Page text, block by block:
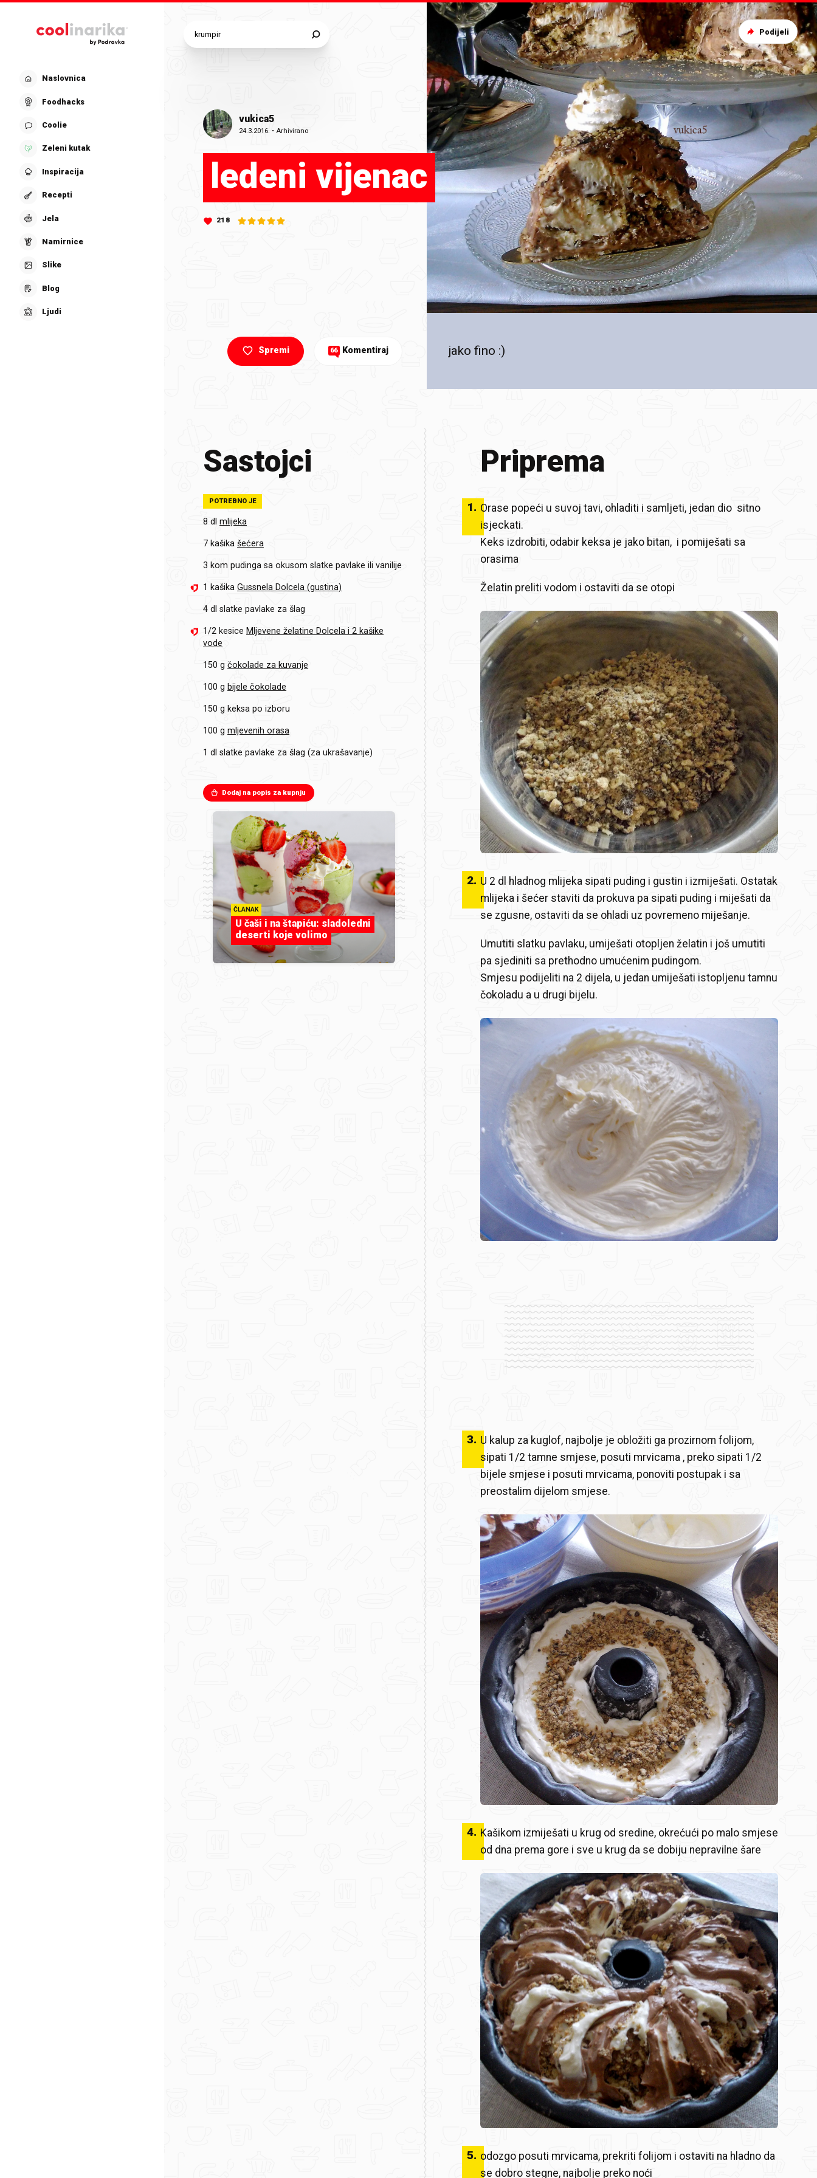
Naslovnica
Foodhacks
Coolie
Zeleni kutak
Inspiracija
Recepti
Jela
Namirnice
Slike
Blog
Ljudi
vukica5
24.3.2016. •Arhivirano
ledeni vijenac
218
jako fino :)
Spremi 66 Komentiraj
Podijeli
Sastojci
POTREBNO JE
8 dl mlijeka
7 kašika šećera
3 kom pudinga sa okusom slatke pavlake ili vanilije
1 kašika Gussnela Dolcela (gustina)
4 dl slatke pavlake za šlag
1/2 kesice Mljevene želatine Dolcela i 2 kašike
vode
150 g čokolade za kuvanje
100 g bijele čokolade
150 g keksa po izboru
100 g mljevenih orasa
1 dl slatke pavlake za šlag (za ukrašavanje)
Dodaj na popis za kupnju
ČLANAK
U čaši i na štapiću: sladoledni
deserti koje volimo
Priprema
1. Orase popeći u suvoj tavi, ohladiti i samljeti, jedan dio sitno
isjeckati.
Keks izdrobiti, odabir keksa je jako bitan, i pomiješati sa
orasima
Želatin preliti vodom i ostaviti da se otopi
2. U 2 dl hladnog mlijeka sipati puding i gustin i izmiješati. Ostatak
mlijeka i šećer staviti da prokuva pa sipati puding i miješati da
se zgusne, ostaviti da se ohladi uz povremeno miješanje.
Umutiti slatku pavlaku, umiješati otopljen želatin i još umutiti
pa sjediniti sa prethodno umućenim pudingom.
Smjesu podijeliti na 2 dijela, u jedan umiješati istopljenu tamnu
čokoladu a u drugi bijelu.
3. U kalup za kuglof, najbolje je obložiti ga prozirnom folijom,
sipati 1/2 tamne smjese, posuti mrvicama , preko sipati 1/2
bijele smjese i posuti mrvicama, ponoviti postupak i sa
preostalim dijelom smjese.
4. Kašikom izmiješati u krug od sredine, okrećući po malo smjese
od dna prema gore i sve u krug da se dobiju nepravilne šare
5. odozgo posuti mrvicama, prekriti folijom i ostaviti na hladno da
se dobro stegne, najbolje preko noći